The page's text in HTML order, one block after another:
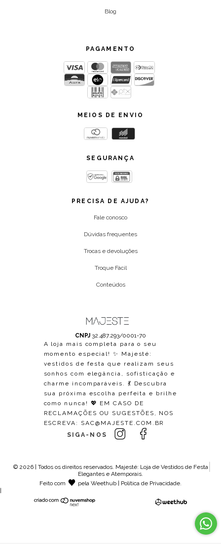
Blog
PAGAMENTO
MEIOS DE ENVIO
SEGURANÇA
PRECISA DE AJUDA?
Fale conosco
Dúvidas frequentes
Trocas e devoluções
Troque Fácil
Conteúdos
CNPJ 32.487.293/0001-70
A loja mais completa para o seu
momento especial! ✨ Majesté:
vestidos de festa que realizam seus
sonhos com elegância, sofisticação e
charme incomparáveis. 💃 Descubra
sua próxima escolha perfeita e brilhe
como nunca! 💖 EM CASO DE
RECLAMAÇÕES OU SUGESTÕES, NOS
ESCREVA: SAC@MAJESTE.COM.BR
SIGA-NOS
© 2026 | Todos os direitos reservados. Majesté: Loja de Vestidos de Festa
Elegantes e Atemporais.
Feito com
pelaWeethub Política de Privacidade.
|